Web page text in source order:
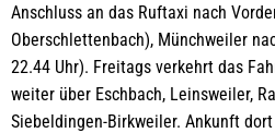
Anschluss an das Ruftaxi nach
Oberschlettenbach), Münchweiler
22.44 Uhr). Freitags verkehrt das
weiter über Eschbach, Leinsweiler,
Siebeldingen-Birkweiler. Ankunft